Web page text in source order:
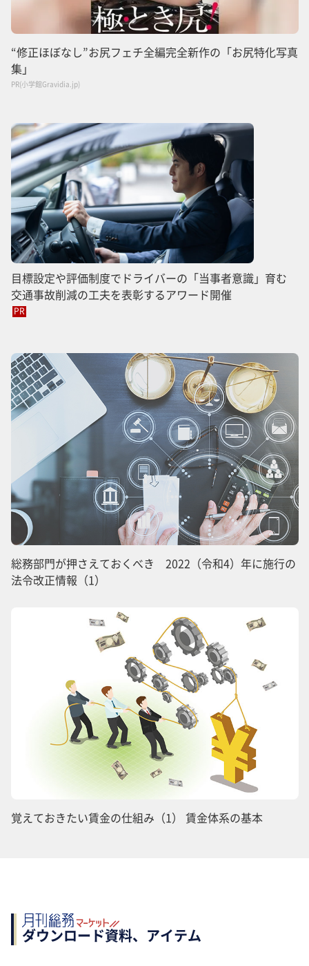
“修正ほぼなし”お尻フェチ全編完全新作の「お尻特化写真
集」
PR(小学館Gravidia.jp)
目標設定や評価制度でドライバーの「当事者意識」育む
交通事故削減の工夫を表彰するアワード開催
PR
総務部門が押さえておくべき 2022（令和4）年に施行の
法令改正情報（1）
覚えておきたい賃金の仕組み（1） 賃金体系の基本
ダウンロード資料、アイテム